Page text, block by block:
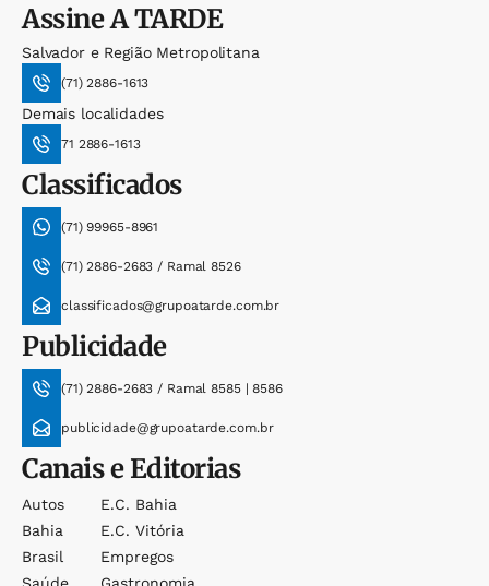
AssineA TARDE
Salvador e Região Metropolitana
(71) 2886-1613
Demais localidades
71 2886-1613
Classificados
(71) 99965-8961
(71) 2886-2683 / Ramal 8526
classificados@grupoatarde.com.br
Publicidade
(71) 2886-2683 / Ramal 8585 | 8586
publicidade@grupoatarde.com.br
Canais e Editorias
Autos
Bahia
Brasil
Saúde
E.c. Bahia
E.c. Vitória
Empregos
Gastronomia